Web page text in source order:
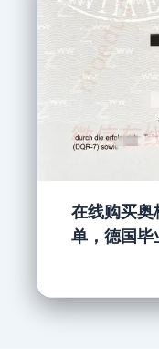
在线购买奥
单，德国毕